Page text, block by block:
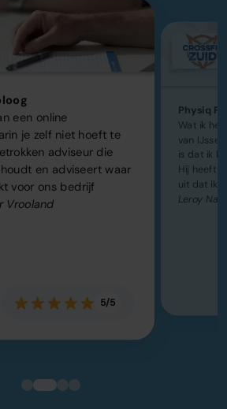
een online
je zelf niet hoeft te
adviseur die
en adviseert waar
voor ons bedrijf
Vrooland
5/5
Physiq
Wat ik
van
is dat ik
Hij heeft
uit dat ik
Leroy